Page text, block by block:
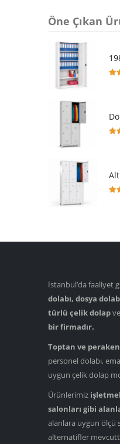
Öne Çıkan
İstanbul’da faaliyet
dolabı, dosya
türlü çelik dolap
bir firmadır.
Toptan ve
personel dolabı,
uygun çelik dolap
Ürünlerimiz
salonları gibi
alanlara uygun ölçü
alternatifler